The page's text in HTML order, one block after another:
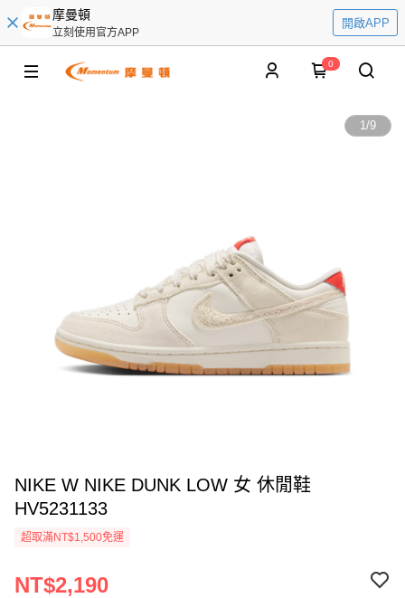
摩曼頓
立刻使用官方APP
開啟APP
0
1/9
NIKE W NIKE DUNK LOW 女 休閒鞋
HV5231133
超取滿NT$1,500免運
NT$2,190